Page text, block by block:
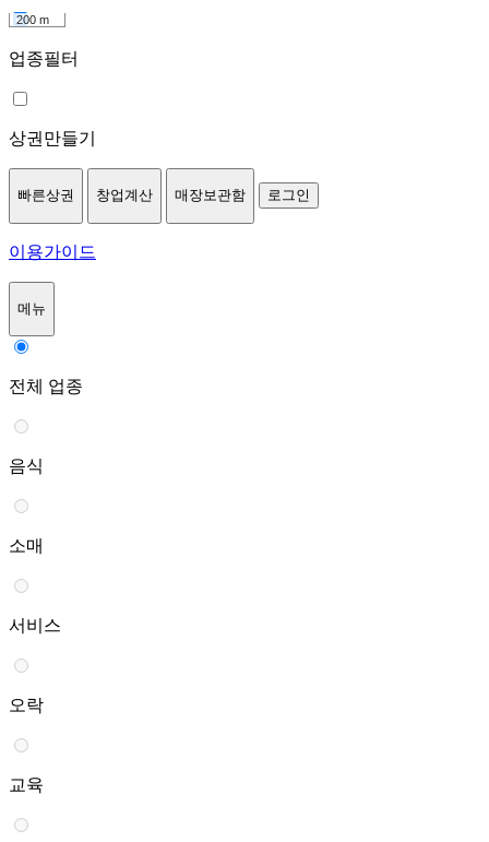
200 m
업종필터
상권만들기
빠른상권 창업계산 매장보관함 로그인
이용가이드
메뉴
전체 업종
음식
소매
서비스
오락
교육